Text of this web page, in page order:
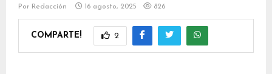
Por Redacción 16 agosto, 2025 826
COMPARTE! 2